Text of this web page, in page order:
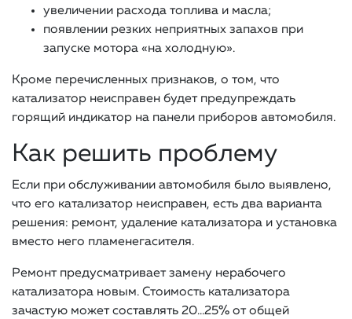
увеличении расхода топлива и масла;
появлении резких неприятных запахов при
запуске мотора «на холодную».
Кроме перечисленных признаков, о том, что
катализатор неисправен будет предупреждать
горящий индикатор на панели приборов автомобиля.
Как решить проблему
Если при обслуживании автомобиля было выявлено,
что его катализатор неисправен, есть два варианта
решения: ремонт, удаление катализатора и установка
вместо него пламенегасителя.
Ремонт предусматривает замену нерабочего
катализатора новым. Стоимость катализатора
зачастую может составлять 20…25% от общей